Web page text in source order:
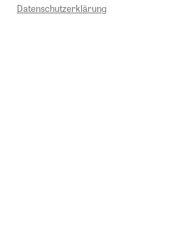
Datenschutzerklärung